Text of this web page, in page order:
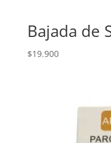
Bajada de
$19.900